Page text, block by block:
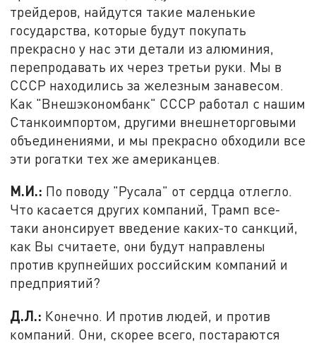
трейдеров, найдутся такие маленькие
государства, которые будут покупать
прекрасно у нас эти детали из алюминия,
перепродавать их через третьи руки. Мы в
СССР находились за железным занавесом.
Как "Внешэкономбанк" СССР работал с нашим
Станкоимпортом, другими внешнеторговыми
объединениями, и мы прекрасно обходили все
эти рогатки тех же американцев.
М.И.: По поводу "Русала" от сердца отлегло.
Что касается других компаний, Трамп все-
таки анонсирует введение каких-то санкций,
как Вы считаете, они будут направлены
против крупнейших российским компаний и
предприятий?
Д.Л.: Конечно. И против людей, и против
компаний. Они, скорее всего, постараются